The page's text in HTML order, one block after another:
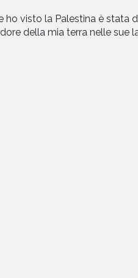
ho visto la Palestina è stata
della mia terra nelle sue